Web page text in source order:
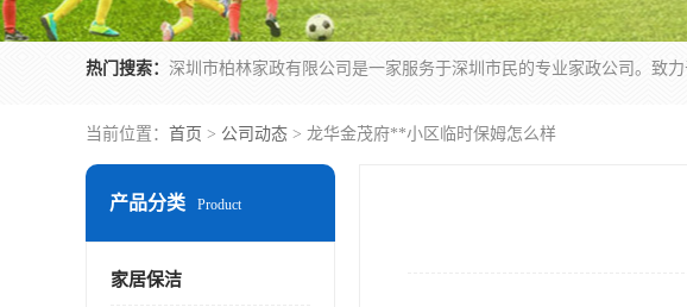
热门搜索：
当前位置： 首页 > 公司动态 > 龙华金茂府**小区临时保姆怎么样
产品分类 Product
家居保洁